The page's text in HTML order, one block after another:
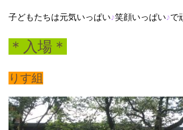
子どもたちは元気いっぱい♪笑顔いっぱい♪で
＊入場＊
りす組